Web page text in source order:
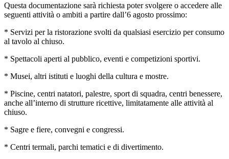
Questa documentazione sarà richiesta poter svolgere o accedere alle
seguenti attività o ambiti a partire dall’6 agosto prossimo:
* Servizi per la ristorazione svolti da qualsiasi esercizio per consumo
al tavolo al chiuso.
* Spettacoli aperti al pubblico, eventi e competizioni sportivi.
* Musei, altri istituti e luoghi della cultura e mostre.
* Piscine, centri natatori, palestre, sport di squadra, centri benessere,
anche all’interno di strutture ricettive, limitatamente alle attività al
chiuso.
* Sagre e fiere, convegni e congressi.
* Centri termali, parchi tematici e di divertimento.